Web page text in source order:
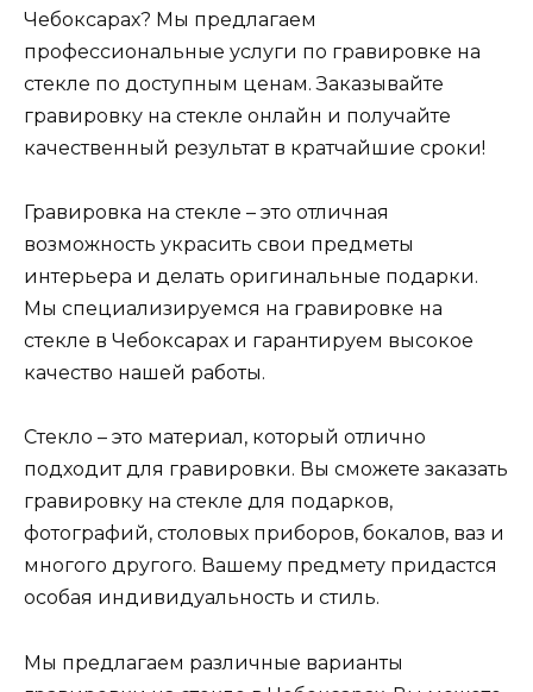
Чебоксарах? Мы предлагаем
профессиональные услуги по гравировке на
стекле по доступным ценам. Заказывайте
гравировку на стекле онлайн и получайте
качественный результат в кратчайшие сроки!
Гравировка на стекле – это отличная
возможность украсить свои предметы
интерьера и делать оригинальные подарки.
Мы специализируемся на гравировке на
стекле в Чебоксарах и гарантируем высокое
качество нашей работы.
Стекло – это материал, который отлично
подходит для гравировки. Вы сможете заказать
гравировку на стекле для подарков,
фотографий, столовых приборов, бокалов, ваз и
многого другого. Вашему предмету придастся
особая индивидуальность и стиль.
Мы предлагаем различные варианты